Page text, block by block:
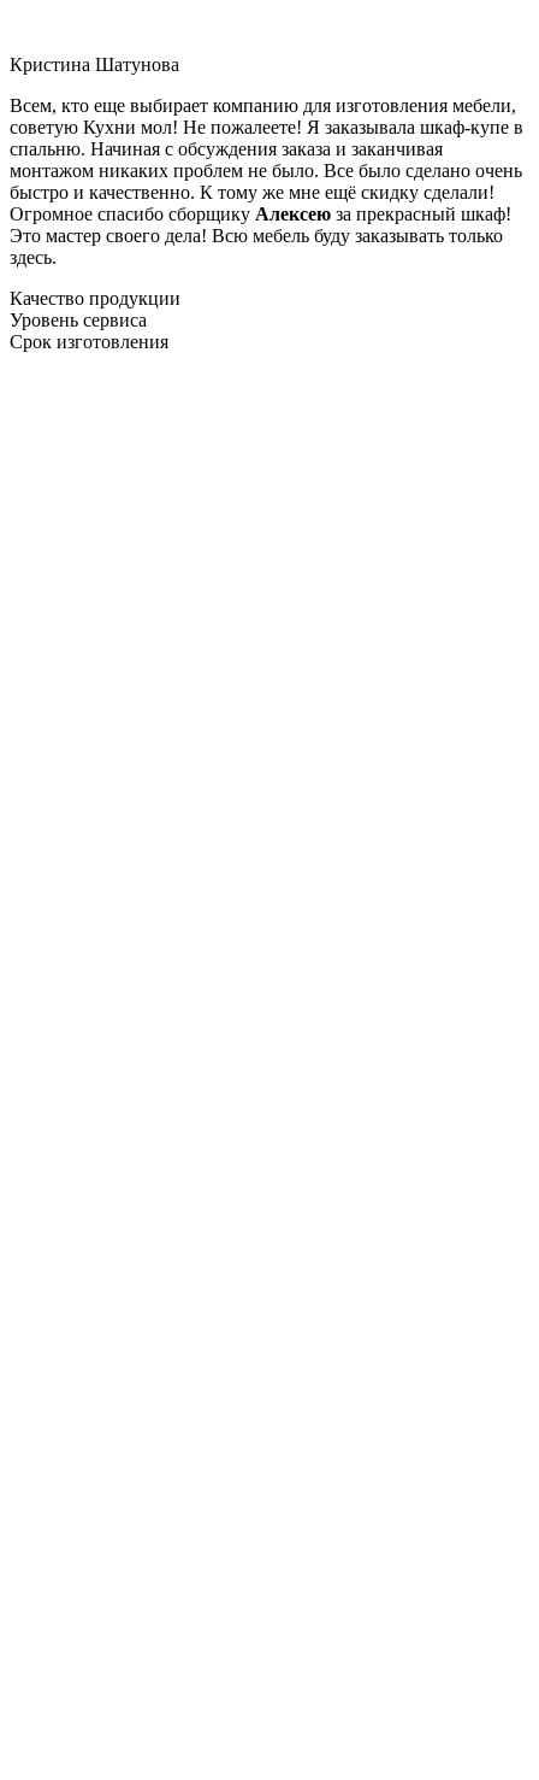
Кристина Шатунова
Всем, кто еще выбирает компанию для изготовления мебели,
советую Кухни мол! Не пожалеете! Я заказывала шкаф-купе в
спальню. Начиная с обсуждения заказа и заканчивая
монтажом никаких проблем не было. Все было сделано очень
быстро и качественно. К тому же мне ещё скидку сделали!
Огромное спасибо сборщику Алексею за прекрасный шкаф!
Это мастер своего дела! Всю мебель буду заказывать только
здесь.
Качество продукции
Уровень сервиса
Срок изготовления